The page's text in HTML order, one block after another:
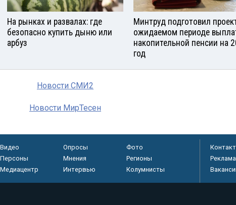
На рынках и развалах: где
безопасно купить дыню или
арбуз
Минтруд подготовил
ожидаемом периоде
накопительной пенсии на
год
Новости СМИ2
Новости МирТесен
Видео Опросы
Фото
Персоны
Мнения
Регионы
Медиацентр
Интервью Колумнисты
Реклама